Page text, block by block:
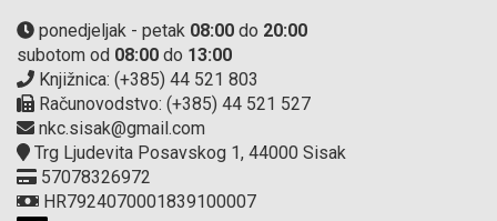
ponedjeljak - petak 08:00 do 20:00
subotom od 08:00 do 13:00
Knjižnica: (+385) 44 521 803
Računovodstvo: (+385) 44 521 527
nkc.sisak@gmail.com
Trg Ljudevita Posavskog 1, 44000 Sisak
57078326972
HR7924070001839100007